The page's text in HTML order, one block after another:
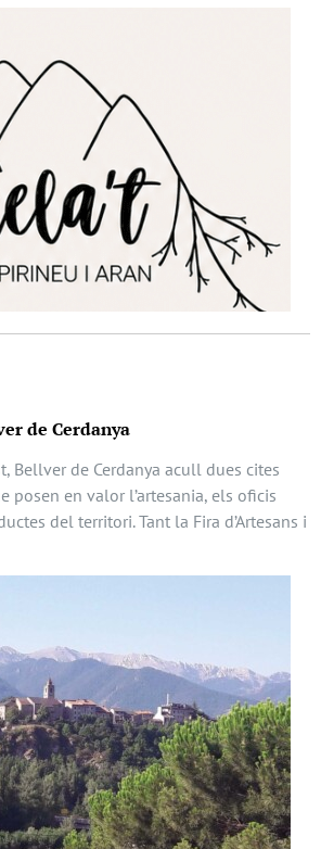
de Cerdanya
Bellver de Cerdanya acull dues cites
posen en valor l’artesania, els oficis
del territori. Tant la Fira d’Artesans i